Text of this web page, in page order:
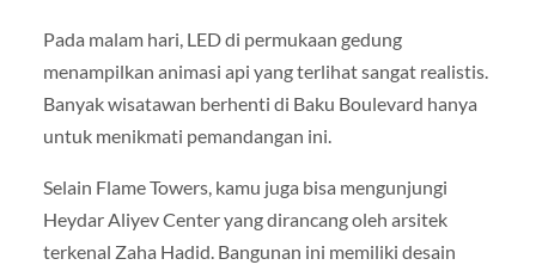
Pada malam hari, LED di permukaan gedung
menampilkan animasi api yang terlihat sangat realistis.
Banyak wisatawan berhenti di Baku Boulevard hanya
untuk menikmati pemandangan ini.
Selain Flame Towers, kamu juga bisa mengunjungi
Heydar Aliyev Center yang dirancang oleh arsitek
terkenal Zaha Hadid. Bangunan ini memiliki desain